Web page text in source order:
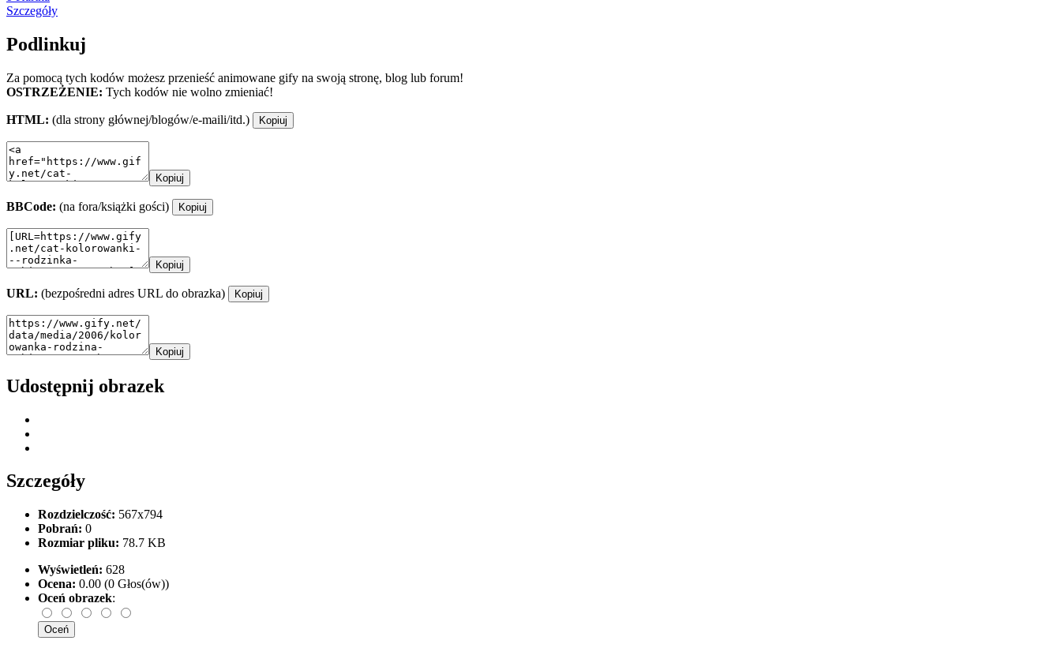
Szczegóły
Podlinkuj
Za pomocą tych kodów możesz przenieść animowane gify na swoją stronę, blog lub forum!
OSTRZEŻENIE: Tych kodów nie wolno zmieniać!
HTML: (dla strony głównej/blogów/e-maili/itd.) Kopiuj
Kopiuj
BBCode: (na fora/książki gości) Kopiuj
Kopiuj
URL: (bezpośredni adres URL do obrazka) Kopiuj
Kopiuj
Udostępnij obrazek
Szczegóły
Rozdzielczość: 567x794
Pobrań: 0
Rozmiar pliku: 78.7 KB
Wyświetleń: 628
Ocena: 0.00 (0 Głos(ów))
Oceń obrazek: